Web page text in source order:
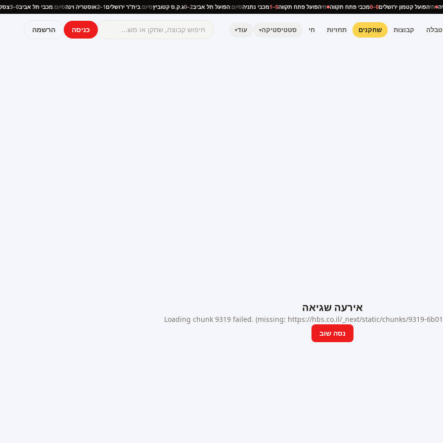
חיהפועל קטמון ירושלים0–0 מכבי פתח תקווה חיהפועל פתח תקווה0–1 מכבי נתניהסיום:הפועל תל אביב2–0 ג.ק.ס קטוביץסיום:בית"ר ירושלים1–2 אוסטריה וינהסיום:מכבי תל אביב0–3
טבלה קבוצות שחקנים תחזיות חי סטטיסטיקה▾ עוד▾ כניסה הרשמה
אירעה שגיאה
Loading chunk 9319 failed. (missing: https://hbs.co.il/_next/static/chunks/9319-
נסה שוב